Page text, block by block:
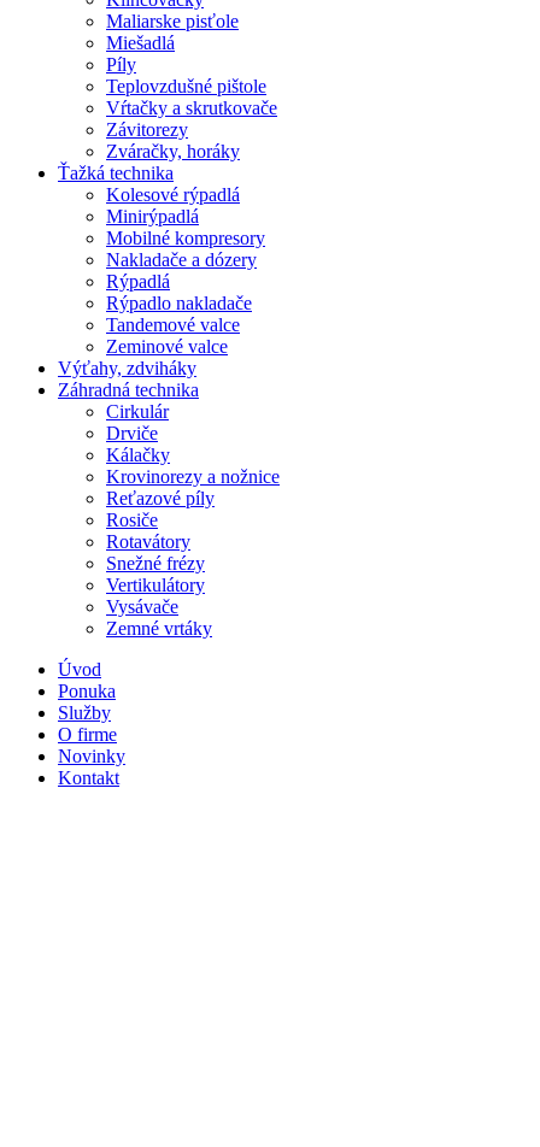
Maliarske pisťole
Miešadlá
Píly
Teplovzdušné pištole
Vŕtačky a skrutkovače
Závitorezy
Zváračky, horáky
Ťažká technika
Kolesové rýpadlá
Minirýpadlá
Mobilné kompresory
Nakladače a dózery
Rýpadlá
Rýpadlo nakladače
Tandemové valce
Zeminové valce
Výťahy, zdviháky
Záhradná technika
Cirkulár
Drviče
Kálačky
Krovinorezy a nožnice
Reťazové píly
Rosiče
Rotavátory
Snežné frézy
Vertikulátory
Vysávače
Zemné vrtáky
Úvod
Ponuka
Služby
O firme
Novinky
Kontakt